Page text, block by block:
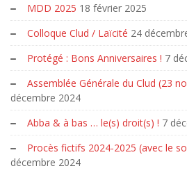
MDD 2025 18 février 2025
Colloque Clud / Laïcité 24
Protégé : Bons Anniversaires ! 7
Assemblée Générale du Clud (23
décembre 2024
Abba & à bas … le(s) droit(s) ! 7
Procès fictifs 2024-2025 (avec le
décembre 2024